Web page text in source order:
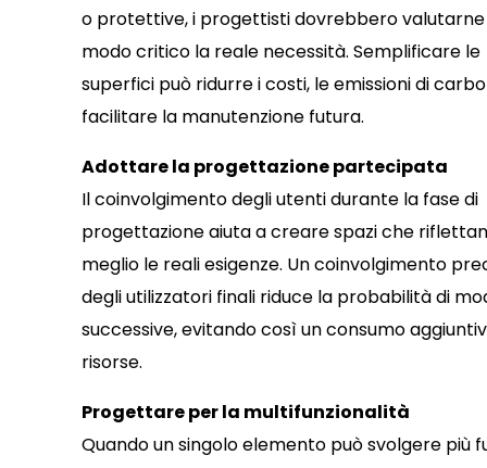
o protettive, i progettisti dovrebbero valutarne
modo critico la reale necessità. Semplificare le
superfici può ridurre i costi, le emissioni di
facilitare la manutenzione futura.
Adottare la progettazione partecipata
Il coinvolgimento degli utenti durante la fase di
progettazione aiuta a creare spazi che
meglio le reali esigenze. Un coinvolgimento
degli utilizzatori finali riduce la probabilità di
successive, evitando così un consumo
risorse.
Progettare per la multifunzionalità
Quando un singolo elemento può svolgere più